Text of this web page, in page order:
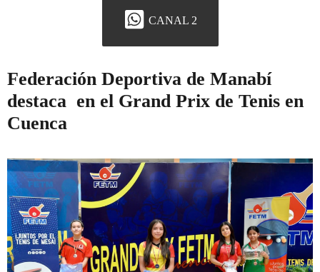
CANAL 2
Federación Deportiva de Manabí
destaca en el Grand Prix de Tenis en
Cuenca